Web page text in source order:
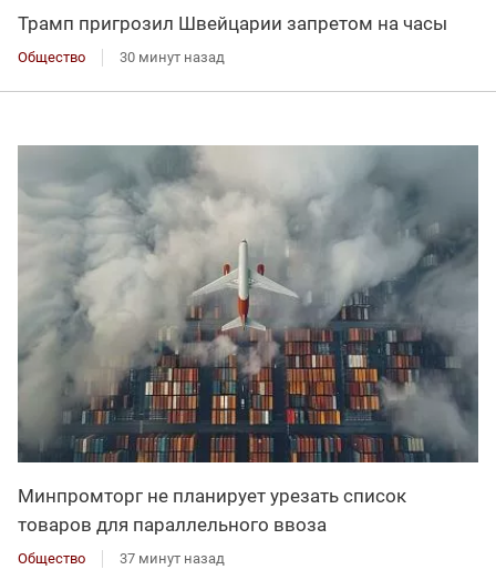
Трамп пригрозил Швейцарии запретом на часы
Общество 30 минут назад
Минпромторг не планирует урезать список
товаров для параллельного ввоза
Общество 37 минут назад